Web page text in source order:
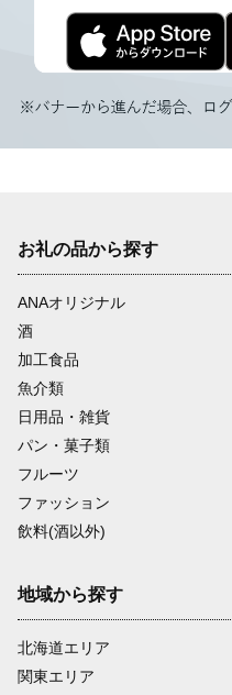
お礼の品から探す
ANAオリジナル
酒
加工食品
魚介類
日用品・雑貨
パン・菓子類
フルーツ
ファッション
飲料(酒以外)
地域から探す
北海道エリア
関東エリア